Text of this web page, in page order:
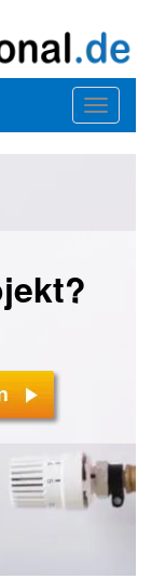
Toggle